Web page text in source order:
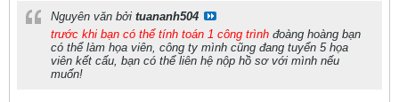
Nguyên văn bởi tuananh504
trước khi bạn có thể tính toán 1 công trình đoàng hoàng bạn
có thể làm họa viên, công ty mình cũng đang tuyển 5 họa
viên kết cấu, bạn có thể liên hệ nộp hồ sơ với mình nếu
muốn!